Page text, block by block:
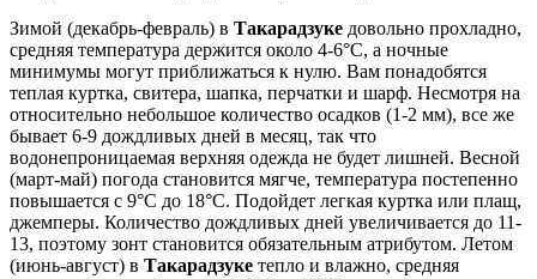
Зимой (декабрь-февраль) в Такарадзуке довольно прохладно,
средняя температура держится около 4-6°C, а ночные
минимумы могут приближаться к нулю. Вам понадобятся
теплая куртка, свитера, шапка, перчатки и шарф. Несмотря на
относительно небольшое количество осадков (1-2 мм), все же
бывает 6-9 дождливых дней в месяц, так что
водонепроницаемая верхняя одежда не будет лишней. Весной
(март-май) погода становится мягче, температура постепенно
повышается с 9°C до 18°C. Подойдет легкая куртка или плащ,
джемперы. Количество дождливых дней увеличивается до 11-
13, поэтому зонт становится обязательным атрибутом. Летом
(июнь-август) в Такарадзуке тепло и влажно, средняя